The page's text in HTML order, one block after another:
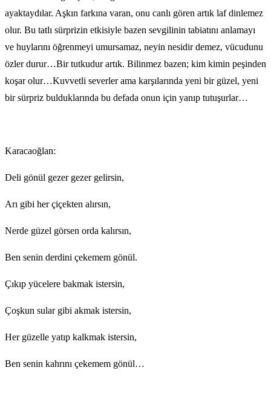
ayaktaydılar. Aşkın farkına varan, onu canlı gören artık laf dinlemez
olur. Bu tatlı sürprizin etkisiyle bazen sevgilinin tabiatını anlamayı
ve huylarını öğrenmeyi umursamaz, neyin nesidir demez, vücudunu
özler durur…Bir tutkudur artık. Bilinmez bazen; kim kimin peşinden
koşar olur…Kuvvetli severler ama karşılarında yeni bir güzel, yeni
bir sürpriz bulduklarında bu defada onun için yanıp tutuşurlar…
Karacaoğlan:
Deli gönül gezer gezer gelirsin,
Arı gibi her çiçekten alırsın,
Nerde güzel görsen orda kalırsın,
Ben senin derdini çekemem gönül.
Çıkıp yücelere bakmak istersin,
Çoşkun sular gibi akmak istersin,
Her güzelle yatıp kalkmak istersin,
Ben senin kahrını çekemem gönül…